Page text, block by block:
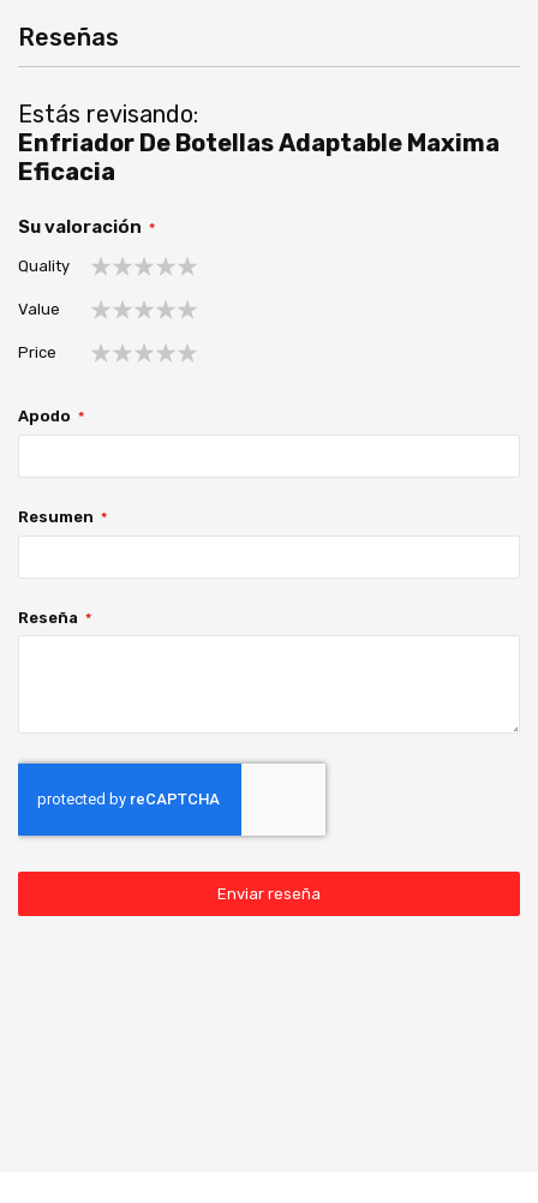
Reseñas
Estás revisando:
Enfriador De Botellas Adaptable Maxima
Eficacia
Su valoración
Quality
estrella
estrellas
estrellas
estrellas
estrellas
Value
estrella
estrellas
estrellas
estrellas
estrellas
Price
Apodo
Resumen
Reseña
Enviar reseña